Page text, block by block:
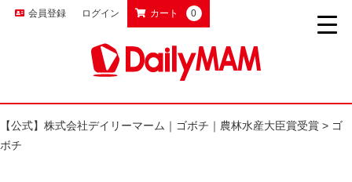
会員登録 ログイン カート 0
【公式】株式会社デイリーマーム｜ゴボチ｜農林水産大臣賞受賞 > ゴ
ボチ